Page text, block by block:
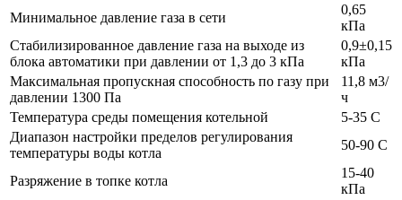
Минимальное давление газа в сети
0,65
кПа
Стабилизированное давление газа на выходе из
блока автоматики при давлении от 1,3 до 3 кПа
0,9±0,15
кПа
Максимальная пропускная способность по газу при
давлении 1300 Па
11,8 м3/
ч
Температура среды помещения котельной
5-35 С
Диапазон настройки пределов регулирования
температуры воды котла
50-90 С
Разряжение в топке котла
15-40
кПа